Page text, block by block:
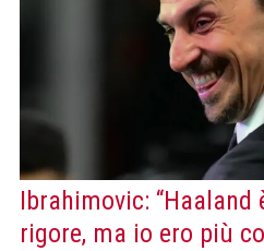
Ibrahimovic: “Haaland
rigore, ma io ero più